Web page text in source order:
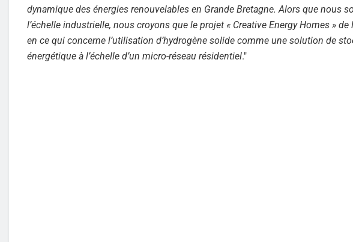
dynamique des énergies renouvelables en Grande Bretagne. Alors que nous
l’échelle industrielle, nous croyons que le projet « Creative Energy Homes »
en ce qui concerne l’utilisation d’hydrogène solide comme une solution de
énergétique à l’échelle d’un micro-réseau résidentiel."